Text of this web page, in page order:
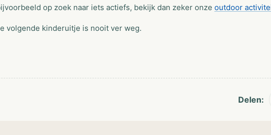
op zoek naar iets actiefs, bekijk dan zeker onze outdoor
volgende kinderuitje is nooit ver weg.
Delen: